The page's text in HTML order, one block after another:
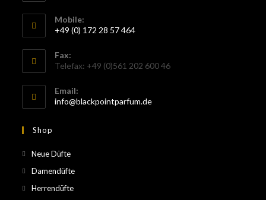
Mobile:
+49 (0) 172 28 57 464
Fax:
Telefax: +49 (0)561 202 600 46
Email:
info@blackpointparfum.de
Shop
Neue Düfte
Damendüfte
Herrendüfte